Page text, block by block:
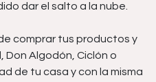
dar el salto a la nube.
comprar tus productos y
Don Algodón, Ciclón o
de tu casa y con la misma